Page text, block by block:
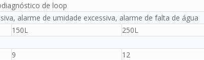
de loop
alarme de umidade excessiva, alarme de falta de água
150L
250L
9
12